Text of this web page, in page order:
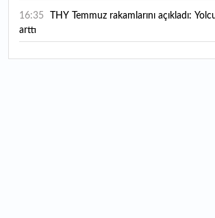
16:35
arttı
16:27 Piyasaların beklediği veri geldi: ABD tarım dışı istihdam